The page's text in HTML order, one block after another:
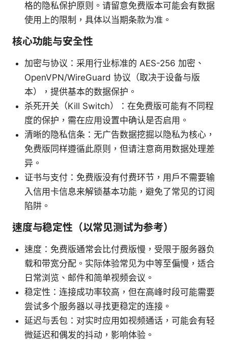
格的隐私保护原则。请留意免费版本可能会有数据
使用上的限制，具体以当期条款为准。
核心功能与安全性
加密与协议：采用行业标准的 AES-256 加密、
OpenVPN/WireGuard 协议（取决于设备与版
本），提供基本的数据保护。
杀死开关（Kill Switch）：在免费版可能有不同程
度的保护，需在应用设置中确认是否启用。
清晰的隐私信条：无广告数据挖掘以隐私为核心，
免费版同样遵循此原则，但请注意商用数据处理差
异。
证书与支付：免费版没有付费环节，用户不需要输
入信用卡信息来解锁基本功能，避免了常见的订阅
陷阱。
速度与稳定性（以常见测试为参考）
速度：免费版通常会比付费版慢，受限于服务器负
载和带宽分配。实际体验常见为中等至偏慢，适合
日常浏览、邮件和简单视频会议。
稳定性：连接成功率较高，但在高峰时段可能需要
尝试多个服务器以寻找更稳定的连接。
延迟与丢包：对实时应用如视频通话，可能会有轻
微延迟和偶发的抖动，影响体验。